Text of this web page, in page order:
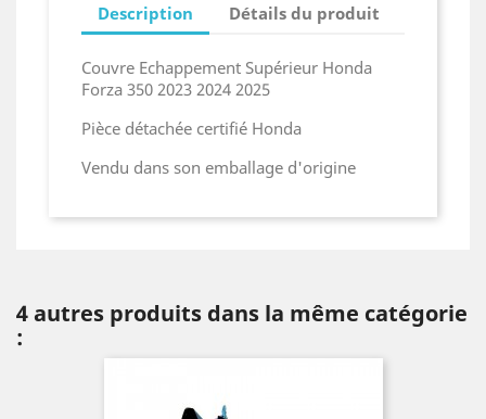
Description Détails du produit
Couvre Echappement Supérieur Honda
Forza 350 2023 2024 2025
Pièce détachée certifié Honda
Vendu dans son emballage d'origine
4 autres produits dans la même catégorie
: